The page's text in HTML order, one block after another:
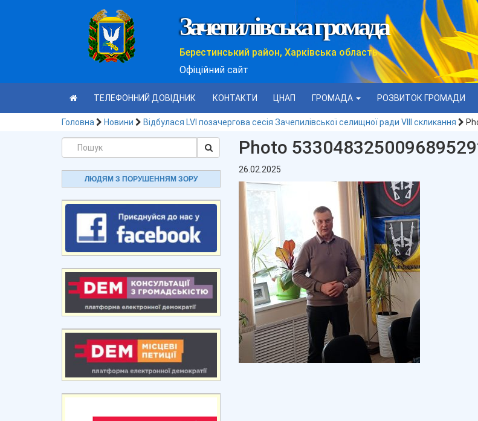
Зачепилівська громада
Берестинський район, Харківська область
Офіційний сайт
ТЕЛЕФОННИЙ ДОВІДНИК КОНТАКТИ ЦНАП ГРОМАДА РОЗВИТОК ГРОМАДИ
Головна Новини Відбулася LVI позачергова сесія Зачепилівської селищної ради VIII скликання
ЛЮДЯМ З ПОРУШЕННЯМ ЗОРУ
Photo
26.02.2025